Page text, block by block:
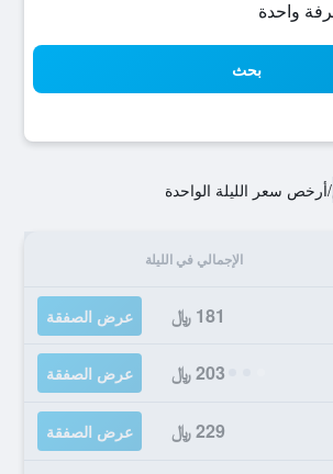
بحث
/أرخص سعر الليلة الواحدة
الإجمالي في الليلة
181 ﷼ عرض الصفقة
203 ﷼ عرض الصفقة
229 ﷼ عرض الصفقة